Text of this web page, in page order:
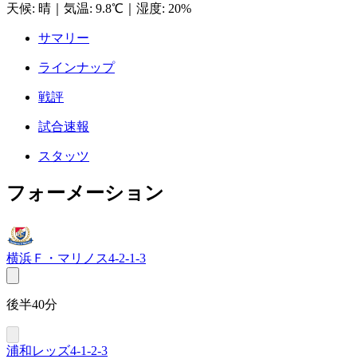
天候: 晴 気温: 9.8℃ 湿度: 20%
サマリー
ラインナップ
戦評
試合速報
スタッツ
フォーメーション
横浜Ｆ・マリノス4-2-1-3
後半40分
浦和レッズ4-1-2-3